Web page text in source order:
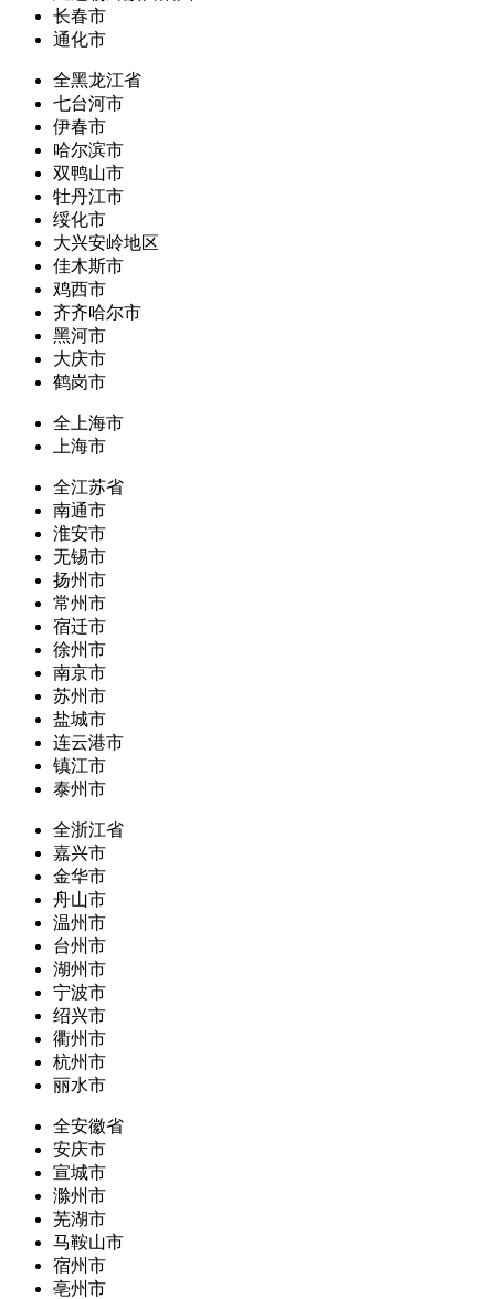
长春市
通化市
全黑龙江省
七台河市
伊春市
哈尔滨市
双鸭山市
牡丹江市
绥化市
大兴安岭地区
佳木斯市
鸡西市
齐齐哈尔市
黑河市
大庆市
鹤岗市
全上海市
上海市
全江苏省
南通市
淮安市
无锡市
扬州市
常州市
宿迁市
徐州市
南京市
苏州市
盐城市
连云港市
镇江市
泰州市
全浙江省
嘉兴市
金华市
舟山市
温州市
台州市
湖州市
宁波市
绍兴市
衢州市
杭州市
丽水市
全安徽省
安庆市
宣城市
滁州市
芜湖市
马鞍山市
宿州市
亳州市